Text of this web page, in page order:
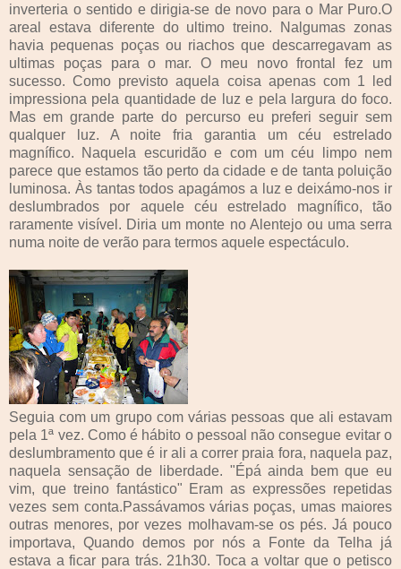
inverteria o sentido e dirigia-se de novo para o Mar Puro.O
areal estava diferente do ultimo treino. Nalgumas zonas
havia pequenas poças ou riachos que descarregavam as
ultimas poças para o mar. O meu novo frontal fez um
sucesso. Como previsto aquela coisa apenas com 1 led
impressiona pela quantidade de luz e pela largura do foco.
Mas em grande parte do percurso eu preferi seguir sem
qualquer luz. A noite fria garantia um céu estrelado
magnífico. Naquela escuridão e com um céu limpo nem
parece que estamos tão perto da cidade e de tanta poluição
luminosa. Às tantas todos apagámos a luz e deixámo-nos ir
deslumbrados por aquele céu estrelado magnífico, tão
raramente visível. Diria um monte no Alentejo ou uma serra
numa noite de verão para termos aquele espectáculo.
Seguia com um grupo com várias pessoas que ali estavam
pela 1ª vez. Como é hábito o pessoal não consegue evitar o
deslumbramento que é ir ali a correr praia fora, naquela paz,
naquela sensação de liberdade. "Épá ainda bem que eu
vim, que treino fantástico" Eram as expressões repetidas
vezes sem conta.Passávamos várias poças, umas maiores
outras menores, por vezes molhavam-se os pés. Já pouco
importava, Quando demos por nós a Fonte da Telha já
estava a ficar para trás. 21h30. Toca a voltar que o petisco